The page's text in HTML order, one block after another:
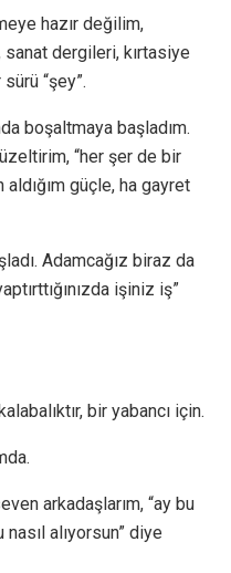
hazır değilim,
dergileri, kırtasiye
“şey”.
boşaltmaya başladım.
“her şer de bir
güçle, ha gayret
Adamcağız biraz da
işiniz iş”
bir yabancı için.
arkadaşlarım, “ay bu
alıyorsun” diye